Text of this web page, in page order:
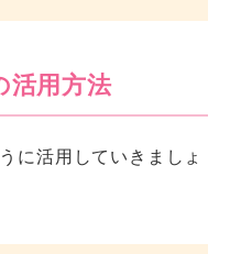
活用方法
に活用していきましょ